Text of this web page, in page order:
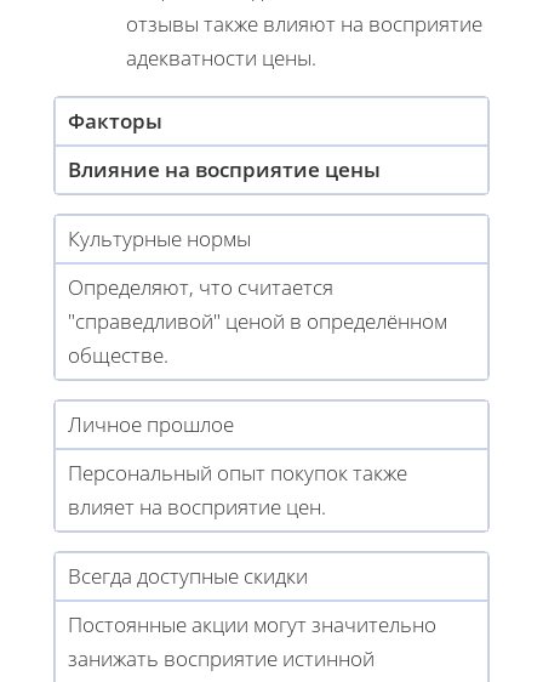
отзывы также влияют на восприятие
адекватности цены.
Факторы
Влияние на восприятие цены
Культурные нормы
Определяют, что считается
"справедливой" ценой в определённом
обществе.
Личное прошлое
Персональный опыт покупок также
влияет на восприятие цен.
Всегда доступные скидки
Постоянные акции могут значительно
занижать восприятие истинной